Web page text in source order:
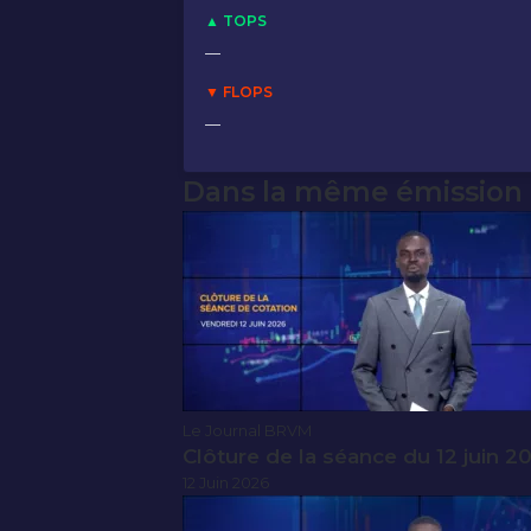
▲ TOPS
—
▼ FLOPS
—
Dans la même émission
Le Journal BRVM
Clôture de la séance du 12 juin